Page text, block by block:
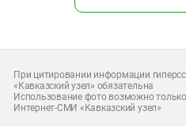
При цитировании информации
«Кавказский узел» обязательна
Использование фото возможно
Интернет-СМИ «Кавказский узел»